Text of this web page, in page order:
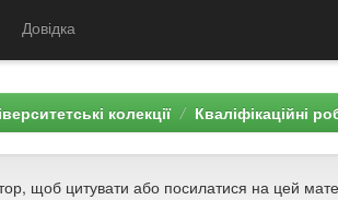
Довідка
колекції Кваліфікаційні
щоб цитувати або посилатися на цей